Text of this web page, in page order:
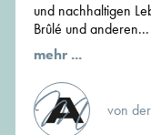
und nachhaltigen
Brûlé und anderen...
mehr ...
von